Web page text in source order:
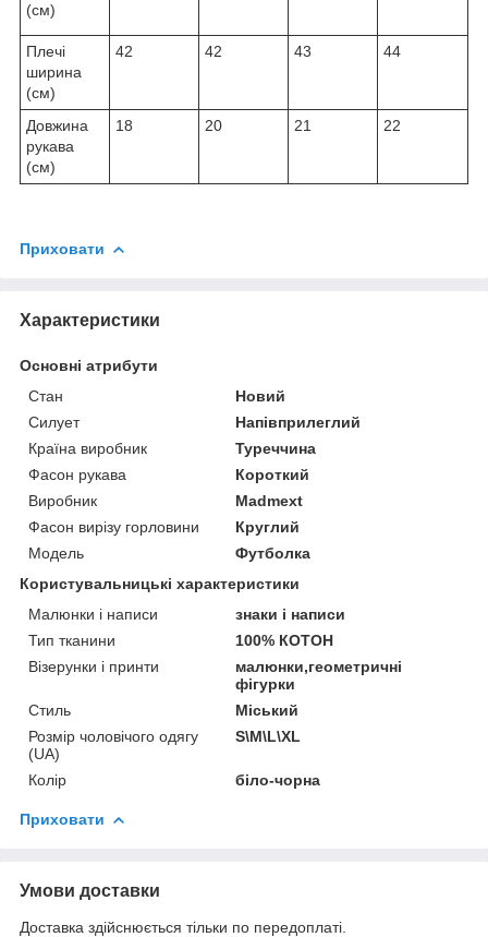
(см)
Плечі
ширина
(см)
42 42 43 44
Довжина
рукава
(см)
18 20 21 22
Приховати
Характеристики
Основні атрибути
Стан
Новий
Силует
Напівприлеглий
Країна виробник
Туреччина
Фасон рукава
Короткий
Виробник
Madmext
Фасон вирізу горловини
Круглий
Модель
Футболка
Користувальницькі характеристики
Малюнки і написи
знаки і написи
Тип тканини
100% КОТОН
Візерунки і принти
малюнки,геометричні
фігурки
Стиль
Міський
Розмір чоловічого одягу
(UA)
S\M\L\XL
Колір біло-чорна
Приховати
Умови доставки
Доставка здійснюється тільки по передоплаті.